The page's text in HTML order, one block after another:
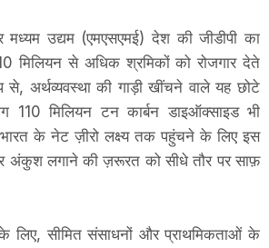
उद्यम (एमएसएमई) देश की जीडीपी का
मिलियन से अधिक श्रमिकों को रोजगार देते
अर्थव्यवस्था की गाड़ी खींचने वाले यह छोटे
110 मिलियन टन कार्बन डाइऑक्साइड भी
के नेट ज़ीरो लक्ष्य तक पहुंचने के लिए इस
अंकुश लगाने की ज़रूरत को सीधे तौर पर साफ़
सीमित संसाधनों और प्राथमिकताओं के